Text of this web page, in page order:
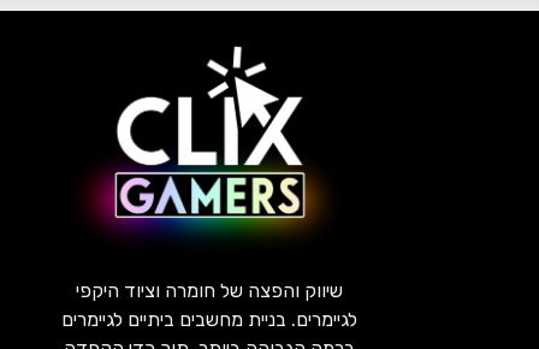
שיווק והפצה של חומרה וציוד היקפי
לגיימרים. בניית מחשבים ביתיים לגיימרים